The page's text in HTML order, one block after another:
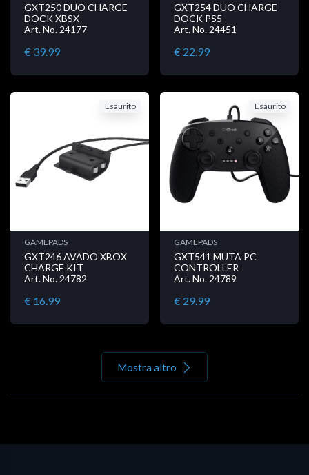
GXT250 DUO CHARGE
DOCK XBSX
Art. No. 24177
€ 39.99
GXT254 DUO CHARGE
DOCK PS5
Art. No. 24451
€ 22.99
Esaurito
GAMEPADS
GXT246 AVADO XBOX
CHARGE KIT
Art. No. 24782
€ 16.99
Esaurito
GAMEPADS
GXT541 MUTA PC
CONTROLLER
Art. No. 24789
€ 29.99
Mostra altro